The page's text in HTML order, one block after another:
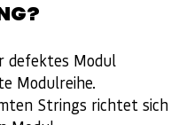
defektes Modul
Modulreihe.
Strings richtet sich